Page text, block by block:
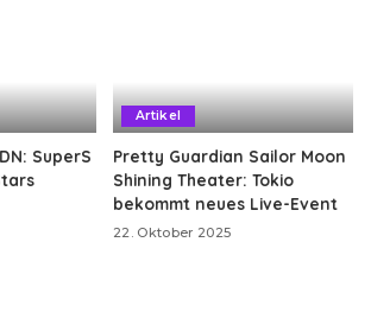
SuperS
Artikel
Pretty Guardian Sailor Moon
Shining Theater: Tokio
bekommt neues Live-Event
22. Oktober 2025